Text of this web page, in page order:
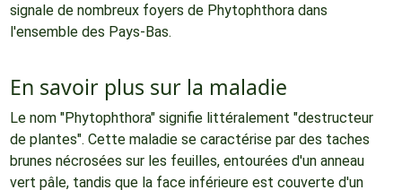
signale de nombreux foyers de Phytophthora dans
l'ensemble des Pays-Bas.
En savoir plus sur la maladie
Le nom "Phytophthora" signifie littéralement "destructeur
de plantes". Cette maladie se caractérise par des taches
brunes nécrosées sur les feuilles, entourées d'un anneau
vert pâle, tandis que la face inférieure est couverte d'un